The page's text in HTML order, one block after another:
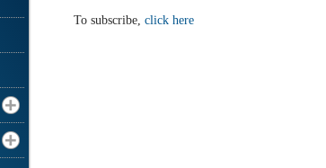
To subscribe, click here